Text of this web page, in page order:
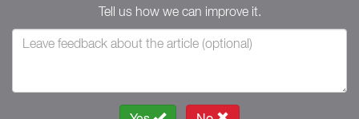
Tell us how we can improve it.